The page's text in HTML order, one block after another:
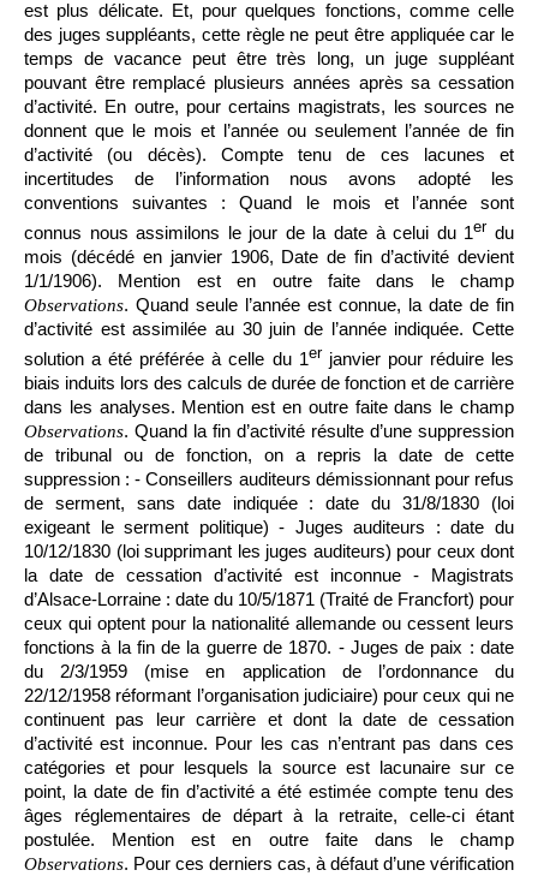
est plus délicate. Et, pour quelques fonctions, comme celle
des juges suppléants, cette règle ne peut être appliquée car le
temps de vacance peut être très long, un juge suppléant
pouvant être remplacé plusieurs années après sa cessation
d’activité. En outre, pour certains magistrats, les sources ne
donnent que le mois et l’année ou seulement l’année de fin
d’activité (ou décès). Compte tenu de ces lacunes et
incertitudes de l’information nous avons adopté les
conventions suivantes : Quand le mois et l’année sont
connus nous assimilons le jour de la date à celui du 1er du
mois (décédé en janvier 1906, Date de fin d’activité devient
1/1/1906). Mention est en outre faite dans le champ
Observations. Quand seule l’année est connue, la date de fin
d’activité est assimilée au 30 juin de l’année indiquée. Cette
solution a été préférée à celle du 1er janvier pour réduire les
biais induits lors des calculs de durée de fonction et de carrière
dans les analyses. Mention est en outre faite dans le champ
Observations. Quand la fin d’activité résulte d’une suppression
de tribunal ou de fonction, on a repris la date de cette
suppression : - Conseillers auditeurs démissionnant pour refus
de serment, sans date indiquée : date du 31/8/1830 (loi
exigeant le serment politique) - Juges auditeurs : date du
10/12/1830 (loi supprimant les juges auditeurs) pour ceux dont
la date de cessation d’activité est inconnue - Magistrats
d’Alsace-Lorraine : date du 10/5/1871 (Traité de Francfort) pour
ceux qui optent pour la nationalité allemande ou cessent leurs
fonctions à la fin de la guerre de 1870. - Juges de paix : date
du 2/3/1959 (mise en application de l’ordonnance du
22/12/1958 réformant l’organisation judiciaire) pour ceux qui ne
continuent pas leur carrière et dont la date de cessation
d’activité est inconnue. Pour les cas n’entrant pas dans ces
catégories et pour lesquels la source est lacunaire sur ce
point, la date de fin d’activité a été estimée compte tenu des
âges réglementaires de départ à la retraite, celle-ci étant
postulée. Mention est en outre faite dans le champ
Observations. Pour ces derniers cas, à défaut d’une vérification